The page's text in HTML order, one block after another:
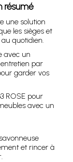
résumé
une solution
les sièges et
quotidien.
avec un
par
garder vos
ROSE pour
avec un
et rincer à